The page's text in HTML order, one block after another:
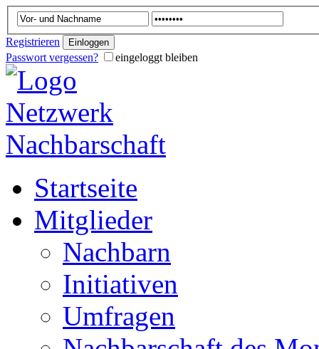
Registrieren
Passwort vergessen?
eingeloggt bleiben
Startseite
Mitglieder
Nachbarn
Initiativen
Umfragen